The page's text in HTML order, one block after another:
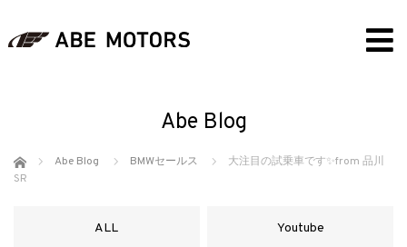
Abe Blog
ホーム Abe Blog BMWセールス
大注目の試乗車です✨from 品川
SR
ALL Youtube